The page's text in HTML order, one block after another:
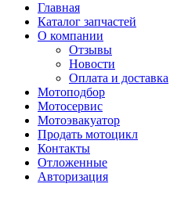
Главная
Каталог запчастей
О компании
Отзывы
Новости
Оплата и доставка
Мотоподбор
Мотосервис
Мотоэвакуатор
Продать мотоцикл
Контакты
Отложенные
Авторизация